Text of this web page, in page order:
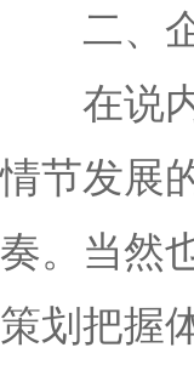
二、企
在说内
情节发展
奏。当然
策划把握